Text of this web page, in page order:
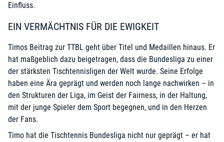
Einfluss.
EIN VERMÄCHTNIS FÜR DIE EWIGKEIT
Timos Beitrag zur TTBL geht über Titel und Medaillen hinaus. Er
hat maßgeblich dazu beigetragen, dass die Bundesliga zu einer
der stärksten Tischtennisligen der Welt wurde. Seine Erfolge
haben eine Ära geprägt und werden noch lange nachwirken – in
den Strukturen der Liga, im Geist der Fairness, in der Haltung,
mit der junge Spieler dem Sport begegnen, und in den Herzen
der Fans.
Timo hat die Tischtennis Bundesliga nicht nur geprägt – er hat